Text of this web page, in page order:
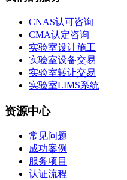
CNAS认可咨询
CMA认定咨询
实验室设计施工
实验室设备交易
实验室转让交易
实验室LIMS系统
资源中心
常见问题
成功案例
服务项目
认证流程